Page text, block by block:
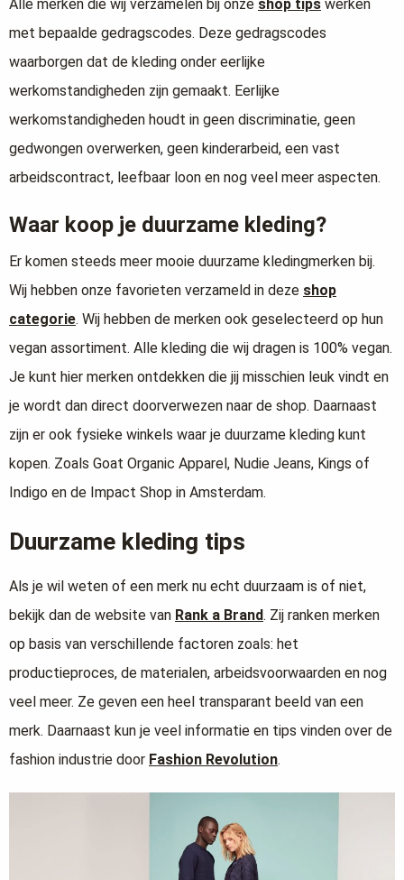
Alle merken die wij verzamelen bij onze shop tips werken
met bepaalde gedragscodes. Deze gedragscodes
waarborgen dat de kleding onder eerlijke
werkomstandigheden zijn gemaakt. Eerlijke
werkomstandigheden houdt in geen discriminatie, geen
gedwongen overwerken, geen kinderarbeid, een vast
arbeidscontract, leefbaar loon en nog veel meer aspecten.
Waar koop je duurzame kleding?
Er komen steeds meer mooie duurzame kledingmerken bij.
Wij hebben onze favorieten verzameld in deze shop
categorie. Wij hebben de merken ook geselecteerd op hun
vegan assortiment. Alle kleding die wij dragen is 100% vegan.
Je kunt hier merken ontdekken die jij misschien leuk vindt en
je wordt dan direct doorverwezen naar de shop. Daarnaast
zijn er ook fysieke winkels waar je duurzame kleding kunt
kopen. Zoals Goat Organic Apparel, Nudie Jeans, Kings of
Indigo en de Impact Shop in Amsterdam.
Duurzame kleding tips
Als je wil weten of een merk nu echt duurzaam is of niet,
bekijk dan de website van Rank a Brand. Zij ranken merken
op basis van verschillende factoren zoals: het
productieproces, de materialen, arbeidsvoorwaarden en nog
veel meer. Ze geven een heel transparant beeld van een
merk. Daarnaast kun je veel informatie en tips vinden over de
fashion industrie door Fashion Revolution.